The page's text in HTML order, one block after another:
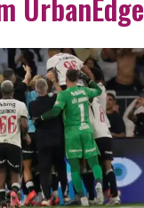
UrbanEdge